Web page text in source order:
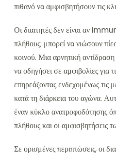
πιθανό να αμφισβητήσουν τις
Οι διαιτητές δεν είναι αν
πλήθους; μπορεί να νιώσουν
κοινού. Μια αρνητική
να οδηγήσει σε αμφιβολίες για
επηρεάζοντας ενδεχομένως τις
κατά τη διάρκεια του αγώνα.
έναν κύκλο ανατροφοδότησης
πλήθους και οι αμφισβητήσεις
Σε ορισμένες περιπτώσεις, οι